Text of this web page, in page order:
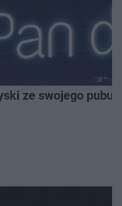
ze swojego